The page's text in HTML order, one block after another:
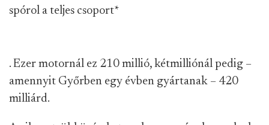
spórol a teljes csoport*
. Ezer motornál ez 210 millió, kétmilliónál pedig –
amennyit Győrben egy évben gyártanak – 420
milliárd.